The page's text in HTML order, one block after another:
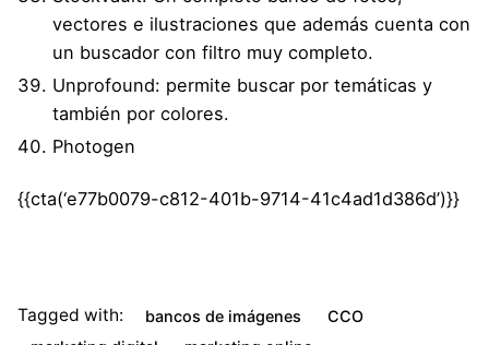
vectores e ilustraciones que además cuenta con
un buscador con filtro muy completo.
Unprofound: permite buscar por temáticas y
también por colores.
Photogen
{{cta(‘e77b0079-c812-401b-9714-41c4ad1d386d’)}}
Tagged with: bancos de imágenes
CCO